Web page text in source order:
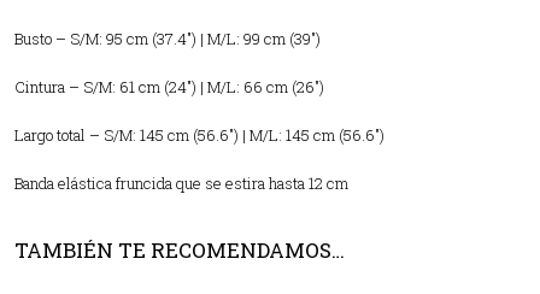
Busto – S/M: 95 cm (37.4″) | M/L: 99 cm (39″)
Cintura – S/M: 61 cm (24″) | M/L: 66 cm (26″)
Largo total – S/M: 145 cm (56.6″) | M/L: 145 cm (56.6″)
Banda elástica fruncida que se estira hasta 12 cm
TAMBIÉN TE RECOMENDAMOS…